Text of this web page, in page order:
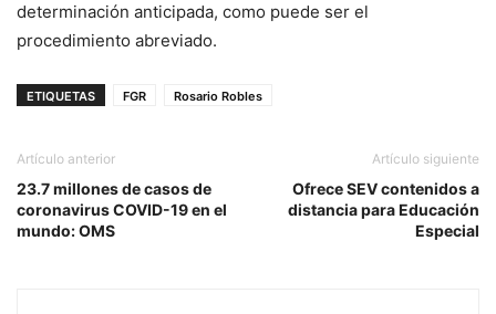
determinación anticipada, como puede ser el
procedimiento abreviado.
ETIQUETAS FGR Rosario Robles
Artículo anterior
23.7 millones de casos de
coronavirus COVID-19 en el
mundo: OMS
Artículo siguiente
Ofrece SEV contenidos a
distancia para Educación
Especial